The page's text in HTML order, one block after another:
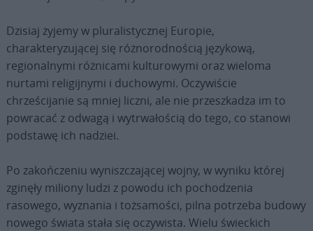
Dzisiaj żyjemy w pluralistycznej Europie,
charakteryzującej się różnorodnością językową,
regionalnymi różnicami kulturowymi oraz wieloma
nurtami religijnymi i duchowymi. Oczywiście
chrześcijanie są mniej liczni, ale nie przeszkadza im to
powracać z odwagą i wytrwałością do tego, co stanowi
podstawę ich nadziei.
Po zakończeniu wyniszczającej wojny, w wyniku której
zginęły miliony ludzi z powodu ich pochodzenia
rasowego, wyznania i tożsamości, pilna potrzeba budowy
nowego świata stała się oczywista. Wielu świeckich